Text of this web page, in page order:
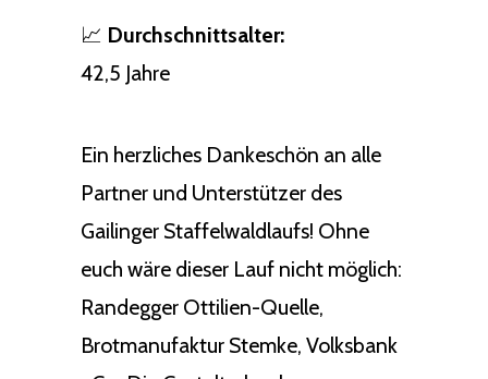
📈 Durchschnittsalter:
42,5 Jahre
Ein herzliches Dankeschön an alle
Partner und Unterstützer des
Gailinger Staffelwaldlaufs! Ohne
euch wäre dieser Lauf nicht möglich:
Randegger Ottilien-Quelle,
Brotmanufaktur Stemke, Volksbank